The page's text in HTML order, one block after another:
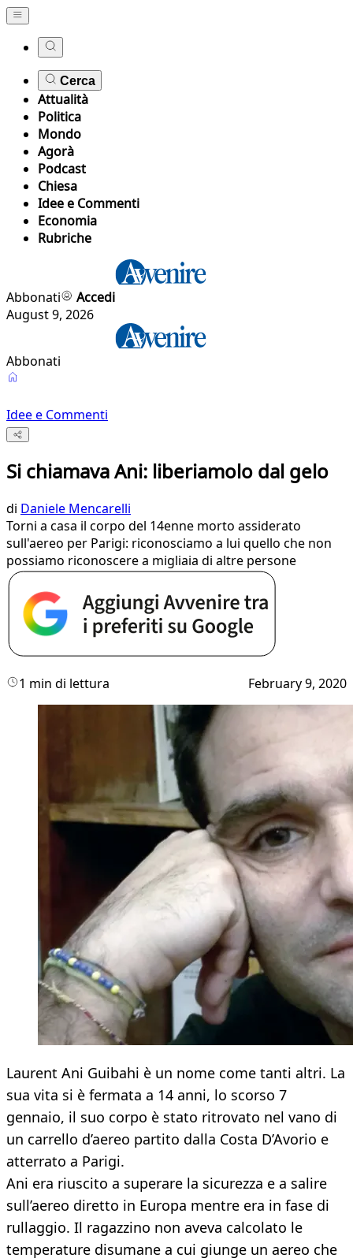
Cerca
Attualità
Politica
Mondo
Agorà
Podcast
Chiesa
Idee e Commenti
Economia
Rubriche
Abbonati
Accedi
August 9, 2026
Abbonati
Idee e Commenti
Si chiamava Ani: liberiamolo dal gelo
di Daniele Mencarelli
Torni a casa il corpo del 14enne morto assiderato
sull'aereo per Parigi: riconosciamo a lui quello che non
possiamo riconoscere a migliaia di altre persone
1 min di lettura February 9, 2020
Laurent Ani Guibahi è un nome come tanti altri. La
sua vita si è fermata a 14 anni, lo scorso 7
gennaio, il suo corpo è stato ritrovato nel vano di
un carrello d’aereo partito dalla Costa D’Avorio e
atterrato a Parigi.
Ani era riuscito a superare la sicurezza e a salire
sull’aereo diretto in Europa mentre era in fase di
rullaggio. Il ragazzino non aveva calcolato le
temperature disumane a cui giunge un aereo che